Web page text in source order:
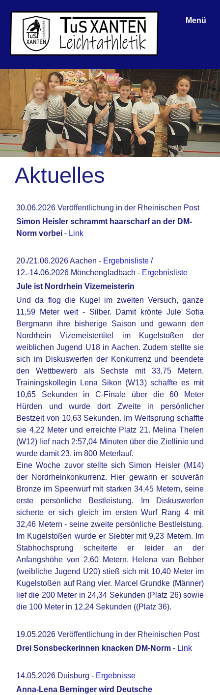
Menü
Aktuelles
30.06.2026 Veröffentlichung in der Rheinischen Post
Simon Heisler schrammt haarscharf an der DM-
Norm vorbei - Link
20./21.06.2026 Aachen - Ergebnisliste /
12.-14.06.2026 Mönchengladbach - Ergebnisliste
Jule ist Nordrhein Vizemeisterin
Und da flog die Kugel im zweiten Versuch, ganze
11,59 Meter weit - Silber. Damit krönte Jule Sofia
Bergmann ihre bisherige Saison und gewann den
Nordrhein Vizemeistertitel im Kugelstoßen der
weiblichen Jugend U18 in Aachen. Zudem stellte sie
sich im Diskuswerfen der Konkurrenz und beendete
den Wettbewerb als Sechste mit 33,75 Metern.
Trainingskollegin Lena Sikon (W13) schaffte es mit
10,65 Sekunden in C-Finale über die 60 Meter
Hürden und wurde dort Zweite in persönlicher
Bestzeit von 10,63 Sekunden. Im Weitsprung schaffte
sie 4,22 Meter und erreichte Platz 21. Melina Thelen
(W12) lief nach 2:57,04 Minuten über die Ziellinie und
wurde damit 23. im 800 Meterlauf.
Eine Woche zuvor stellte sich Simon Heisler (M14)
der Nordrheinkonkurrenz. Hier gewann er souverän
Bronze im Speerwurf mit starken 34,45 Metern, seine
erste persönliche Bestleistung. Im Diskuswerfen
sicherte er sich gleich im ersten Wurf Rang 4 mit
32,46 Metern - seine zweite persönliche Bestleistung.
Im Kugelstoßen wurde er Siebter mit 9,23 Metern. Im
Stabhochsprung scheiterte er leider an der
Anfangshöhe von 2,60 Metern. Helena van Bebber
(weibliche Jugend U20) stieß sich mit 10,40 Meter im
Kugelstoßen auf Rang vier. Marcel Grundke (Männer)
lief die 200 Meter in 24,34 Sekunden (Platz 26) sowie
die 100 Meter in 12,24 Sekunden ((Platz 36).
19.05.2026 Veröffentlichung in der Rheinischen Post
Drei Sonsbeckerinnen knacken DM-Norm - Link
14.05.2026 Duisburg - Ergebnisse
Anna-Lena Berninger wird Deutsche